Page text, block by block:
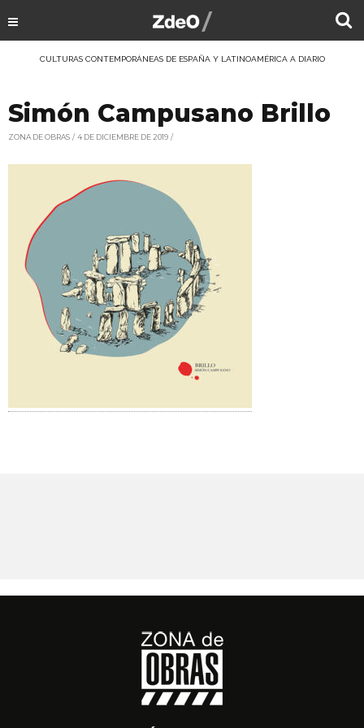
CULTURAS CONTEMPORÁNEAS DE ESPAÑA Y LATINOAMÉRICA A DIARIO
Simón Campusano Brillo
ZONA DE OBRAS 4 DE DICIEMBRE DE 2019